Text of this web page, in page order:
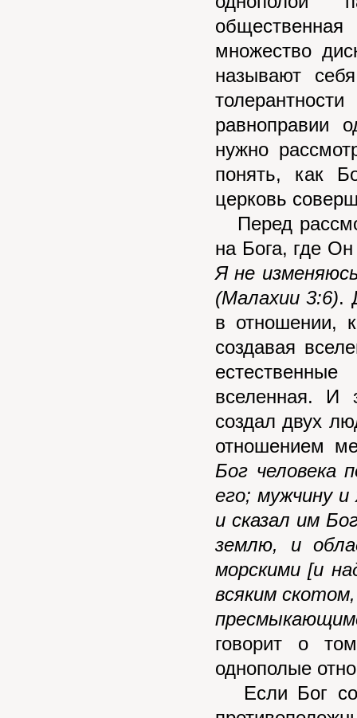
множество
называют
равноправии
нужно
понять, как
церковь
Перед
на Бога, где
Я не
(Малахии 3:6).
в отношении,
создавая
вселенная. И
создал двух
отношением
Бог человека
его; мужчину
и сказал им
землю, и
морскими [и
всяким
говорит о
однополые
Если Бог